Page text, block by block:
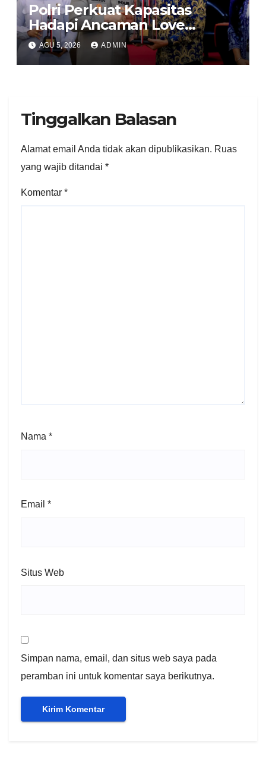
Polri Perkuat Kapasitas
Hadapi Ancaman Love
Scamming Lewat Dialog
Internal
AGU 5, 2026 ADMIN
Tinggalkan Balasan
Alamat email Anda tidak akan dipublikasikan. Ruas
yang wajib ditandai *
Komentar *
Nama *
Email *
Situs Web
Simpan nama, email, dan situs web saya pada
peramban ini untuk komentar saya berikutnya.